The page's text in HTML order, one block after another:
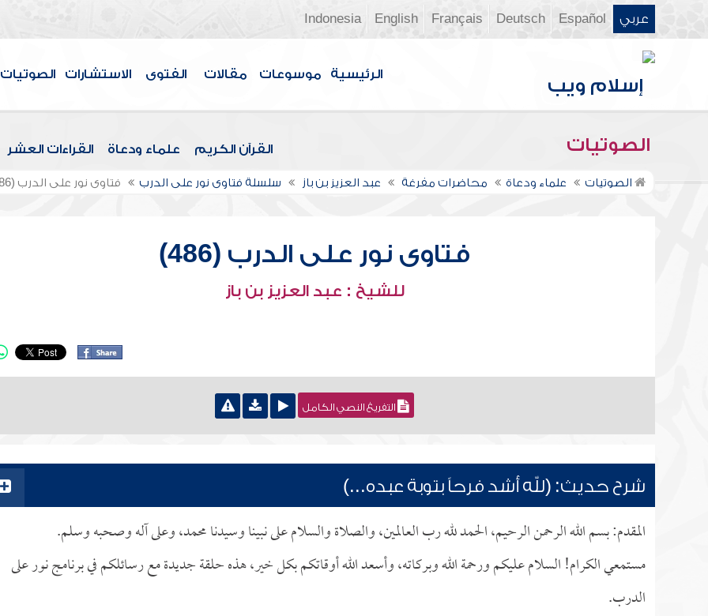
عربي Español
Deutsch
Français
English
Indonesia
الرئيسية موسوعات مقالات الفتوى الاستشارات الصوتيات
الصوتيات القرآن الكريم علماء ودعاة القراءات العشر
الصوتيات علماء ودعاة محاضرات مفرغة عبد العزيز بن باز سلسلة فتاوى نور على الدرب فتاوى نور على الدرب (486)
فتاوى نور على الدرب (486)
للشيخ : عبد العزيز بن باز
التفريغ النصي الكامل
شرح حديث: (لله أشد فرحاً بتوبة عبده...)
المقدم: بسم الله الرحمن الرحيم، الحمد لله رب العالمين، والصلاة والسلام على نبينا وسيدنا محمد، وعلى آله وصحبه وسلم.
مستمعي الكرام! السلام عليكم ورحمة الله وبركاته، وأسعد الله أوقاتكم بكل خير، هذه حلقة جديدة مع رسائلكم في برنامج نور على
الدرب.